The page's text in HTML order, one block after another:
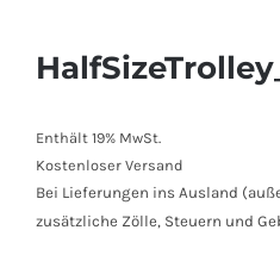
Enthält 19% MwSt.
Kostenloser Versand
Bei Lieferungen ins Ausland
zusätzliche Zölle, Steuern und